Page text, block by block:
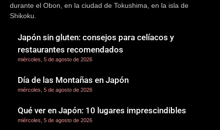
durante el Obon, en la ciudad de Tokushima, en la isla de
Shikoku.
Japón sin gluten: consejos para celíacos y
restaurantes recomendados
miércoles, 5 de agosto de 2026
Día de las Montañas en Japón
miércoles, 5 de agosto de 2026
Qué ver en Japón: 10 lugares imprescindibles
miércoles, 5 de agosto de 2026